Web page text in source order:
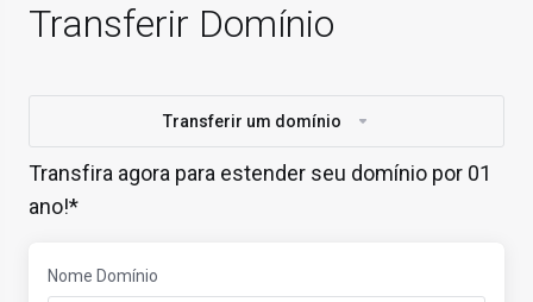
Transferir Domínio
Transferir um domínio
Transfira agora para estender seu domínio por 01
ano!*
Nome Domínio